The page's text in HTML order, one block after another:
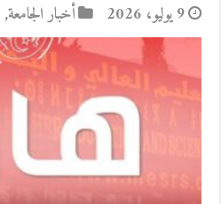
9 يوليو، 2026 أخبار الجامعة,